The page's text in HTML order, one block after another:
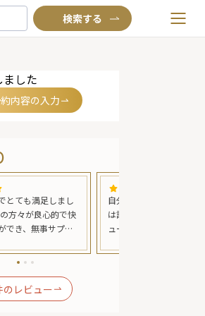
TOP
よくあるご質問
お問い合わせ
ました
内容の入力
とても満足しまし
方々が良心的で快
でき、無事サプラ
自分の誕生日に自分で予
は評判通りかなり質が良
ュームもなかなか。特に
ら最後まで美味しく味わ
のレビュー